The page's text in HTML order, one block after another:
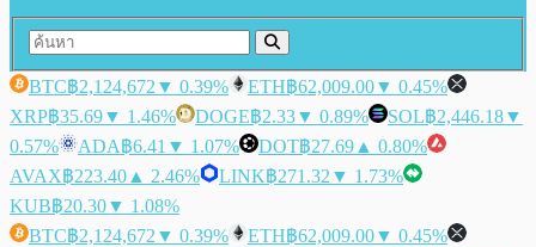
BTC฿2,124,672 ▼ 0.39% ETH฿62,009.00▼ 0.45%
XRP฿35.69▼ 1.46% DOGE฿2.33▼ 0.89% SOL฿2,446.18▼
0.57%
ADA฿6.41 ▼ 1.07% DOT฿27.69 ▲ 0.80%
AVAX฿223.40 ▲ 2.46% LINK฿271.32 ▼ 1.73%
KUB฿20.30▼ 1.08%
BTC฿2,124,672 ▼ 0.39% ETH฿62,009.00▼ 0.45%